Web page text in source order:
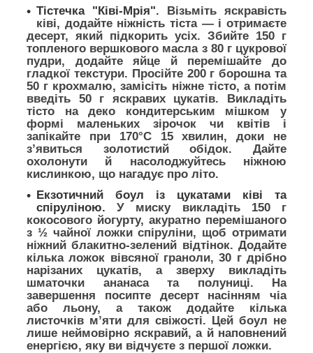
Тістечка "Ківі-Мрія". Візьміть яскравість
ківі, додайте ніжність тіста — і отримаєте
десерт, який підкорить усіх. Збийте 150 г
топленого вершкового масла з 80 г цукрової
пудри, додайте яйце й перемішайте до
гладкої текстури. Просійте 200 г борошна та
50 г крохмалю, замісіть ніжне тісто, а потім
введіть 50 г яскравих цукатів. Викладіть
тісто на деко кондитерським мішком у
формі маленьких зірочок чи квітів і
запікайте при 170°C 15 хвилин, доки не
з’явиться золотистий обідок. Дайте
охолонути й насолоджуйтесь ніжною
кислинкою, що нагадує про літо.
Екзотичний боул із цукатами ківі та
спіруліною.У миску викладіть 150 г
кокосового йогурту, акуратно перемішаного
з ½ чайної ложки спіруліни, щоб отримати
ніжний блакитно-зелений відтінок. Додайте
кілька ложок вівсяної граноли, 30 г дрібно
нарізаних цукатів, а зверху викладіть
шматочки ананаса та полуниці. На
завершення посипте десерт насінням чіа
або льону, а також додайте кілька
листочків м’яти для свіжості. Цей боул не
лише неймовірно яскравий, а й наповнений
енергією, яку ви відчуєте з першої ложки.